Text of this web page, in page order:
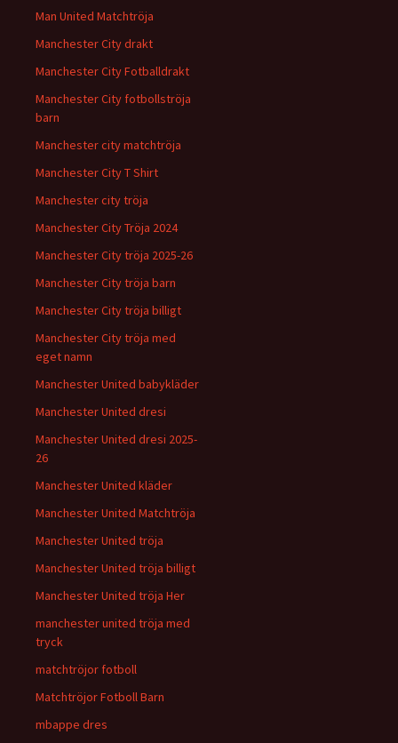
Man United Matchtröja
Manchester City drakt
Manchester City Fotballdrakt
Manchester City fotbollströja
barn
Manchester city matchtröja
Manchester City T Shirt
Manchester city tröja
Manchester City Tröja 2024
Manchester City tröja 2025-26
Manchester City tröja barn
Manchester City tröja billigt
Manchester City tröja med
eget namn
Manchester United babykläder
Manchester United dresi
Manchester United dresi 2025-
26
Manchester United kläder
Manchester United Matchtröja
Manchester United tröja
Manchester United tröja billigt
Manchester United tröja Her
manchester united tröja med
tryck
matchtröjor fotboll
Matchtröjor Fotboll Barn
mbappe dres